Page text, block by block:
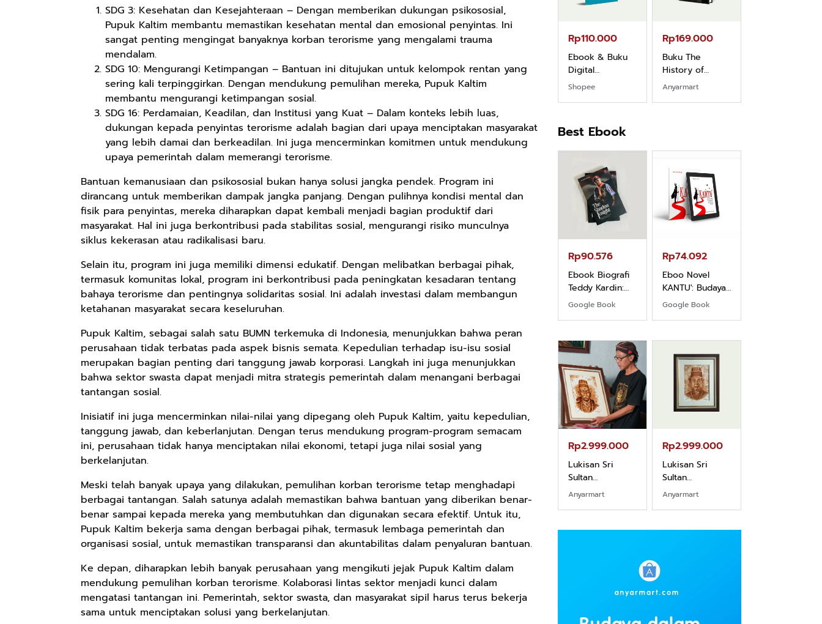
SDG 3: Kesehatan dan Kesejahteraan – Dengan memberikan dukungan psikososial,
Pupuk Kaltim membantu memastikan kesehatan mental dan emosional penyintas. Ini
sangat penting mengingat banyaknya korban terorisme yang mengalami trauma
mendalam.
SDG 10: Mengurangi Ketimpangan – Bantuan ini ditujukan untuk kelompok rentan yang
sering kali terpinggirkan. Dengan mendukung pemulihan mereka, Pupuk Kaltim
membantu mengurangi ketimpangan sosial.
SDG 16: Perdamaian, Keadilan, dan Institusi yang Kuat – Dalam konteks lebih luas,
dukungan kepada penyintas terorisme adalah bagian dari upaya menciptakan masyarakat
yang lebih damai dan berkeadilan. Ini juga mencerminkan komitmen untuk mendukung
upaya pemerintah dalam memerangi terorisme.
Bantuan kemanusiaan dan psikososial bukan hanya solusi jangka pendek. Program ini
dirancang untuk memberikan dampak jangka panjang. Dengan pulihnya kondisi mental dan
fisik para penyintas, mereka diharapkan dapat kembali menjadi bagian produktif dari
masyarakat. Hal ini juga berkontribusi pada stabilitas sosial, mengurangi risiko munculnya
siklus kekerasan atau radikalisasi baru.
Selain itu, program ini juga memiliki dimensi edukatif. Dengan melibatkan berbagai pihak,
termasuk komunitas lokal, program ini berkontribusi pada peningkatan kesadaran tentang
bahaya terorisme dan pentingnya solidaritas sosial. Ini adalah investasi dalam membangun
ketahanan masyarakat secara keseluruhan.
Pupuk Kaltim, sebagai salah satu BUMN terkemuka di Indonesia, menunjukkan bahwa peran
perusahaan tidak terbatas pada aspek bisnis semata. Kepedulian terhadap isu-isu sosial
merupakan bagian penting dari tanggung jawab korporasi. Langkah ini juga menunjukkan
bahwa sektor swasta dapat menjadi mitra strategis pemerintah dalam menangani berbagai
tantangan sosial.
Inisiatif ini juga mencerminkan nilai-nilai yang dipegang oleh Pupuk Kaltim, yaitu kepedulian,
tanggung jawab, dan keberlanjutan. Dengan terus mendukung program-program semacam
ini, perusahaan tidak hanya menciptakan nilai ekonomi, tetapi juga nilai sosial yang
berkelanjutan.
Meski telah banyak upaya yang dilakukan, pemulihan korban terorisme tetap menghadapi
berbagai tantangan. Salah satunya adalah memastikan bahwa bantuan yang diberikan benar-
benar sampai kepada mereka yang membutuhkan dan digunakan secara efektif. Untuk itu,
Pupuk Kaltim bekerja sama dengan berbagai pihak, termasuk lembaga pemerintah dan
organisasi sosial, untuk memastikan transparansi dan akuntabilitas dalam penyaluran bantuan.
Ke depan, diharapkan lebih banyak perusahaan yang mengikuti jejak Pupuk Kaltim dalam
mendukung pemulihan korban terorisme. Kolaborasi lintas sektor menjadi kunci dalam
mengatasi tantangan ini. Pemerintah, sektor swasta, dan masyarakat sipil harus terus bekerja
sama untuk menciptakan solusi yang berkelanjutan.
Rp169.000
Buku The
History of
Dayak – Sejarah
& Identitas
Borneo Asli
Anyarmart
Rp165.000
Dayak Kajian
Komprehensif
Atas Manusia
Dayak
Shopee
Rp125.000
Kunang-kunang
Kumpulan Puisi
Wisnu
Pamungkas
Anyarmart
Rp128.900
Kelamin | Hybrid
Poetry Book
Anyarmart
Rp119.999
Kumpulan
Cerpen – Wisnu
Anyarmart
Rp110.000
Ebook & Buku
Digital
Marketing Dari
Shopee
Rp169.000
Buku The
History of
Dayak – Sejarah
Anyarmart
Best Ebook
Rp90.576
Ebook Biografi
Teddy Kardin:
The Shadow
Khight |
Google Book
Rp74.092
Eboo Novel
KANTU': Budaya
Suku Dayak
Borneo
Google Book
Rp71.706
Ebook Vescovo
Motociclista –
Kisah Nyata
di Kalimantan
Barat
Google Book
Ebook 100 Anak
Tambang
Indonesia box
Ebook The
Forest Therapy
ala Dayak:
of Borneor
Rp90.576
Ebook Biografi
Teddy Kardin:
The Shadow
Google Book
Rp74.092
Eboo Novel
KANTU': Budaya
Suku Dayak
Google Book
Rp2.999.000
Lukisan Sri
Hamengkubowono
I dari Kopi Karya
Rudi Winarso
Anyarmart
Rp2.999.000
Hamengkubowono
X dari Kopi
Karya Rudi
Winarso
Anyarmart
Rp2.989.000
Hamengkubowono
II dari Kopi
Karya Rudi
Winarso
Shopee
Rp158.000
Motif Gigi
Taring Ukuran M
Shopee
Rp158.000
Borneo All Size
Tema
Tembawang
Anyarmart
Rp2.999.000
Lukisan Sri
Sultan
Hamengkubowono
Anyarmart
Rp2.999.000
Lukisan Sri
Sultan
Hamengkubowono
Winarso
Anyarmart